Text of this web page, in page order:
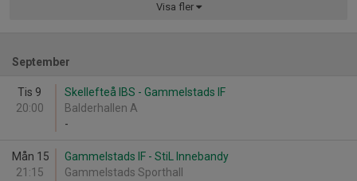
Visa fler
September
Tis 9
20:00
Skellefteå IBS - Gammelstads IF
Balderhallen A
-
Mån 15
21:15
Gammelstads IF - StiL Innebandy
Gammelstads Sporthall